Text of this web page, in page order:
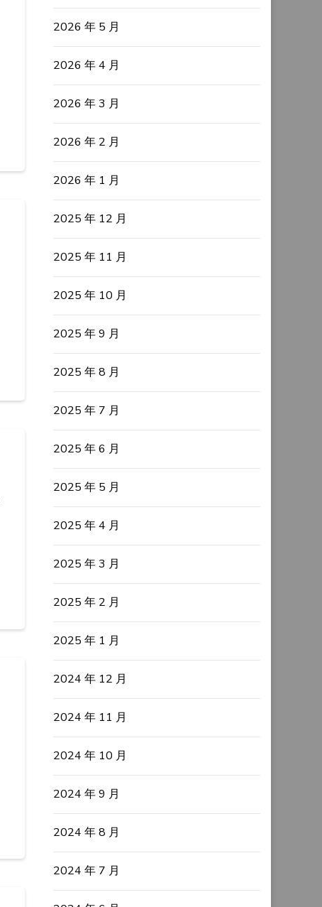
2026 年 5 月
2026 年 4 月
2026 年 3 月
2026 年 2 月
2026 年 1 月
2025 年 12 月
2025 年 11 月
2025 年 10 月
2025 年 9 月
2025 年 8 月
2025 年 7 月
2025 年 6 月
2025 年 5 月
2025 年 4 月
2025 年 3 月
2025 年 2 月
2025 年 1 月
2024 年 12 月
2024 年 11 月
2024 年 10 月
2024 年 9 月
2024 年 8 月
2024 年 7 月